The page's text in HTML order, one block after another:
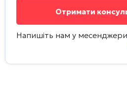
Напишіть нам у